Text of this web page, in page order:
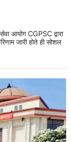
आयोग CGPSC द्वारा
जारी होते ही सोशल